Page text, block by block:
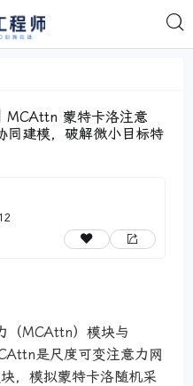
MCAttn 蒙特卡洛注意
同建模，破解微小目标特
（MCAttn）模块与
是尺度可变注意力网
，模拟蒙特卡洛随机采